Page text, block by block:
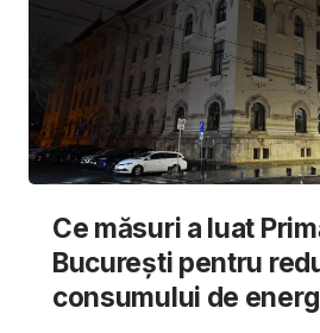
Ce măsuri a luat
București pentru
consumului de